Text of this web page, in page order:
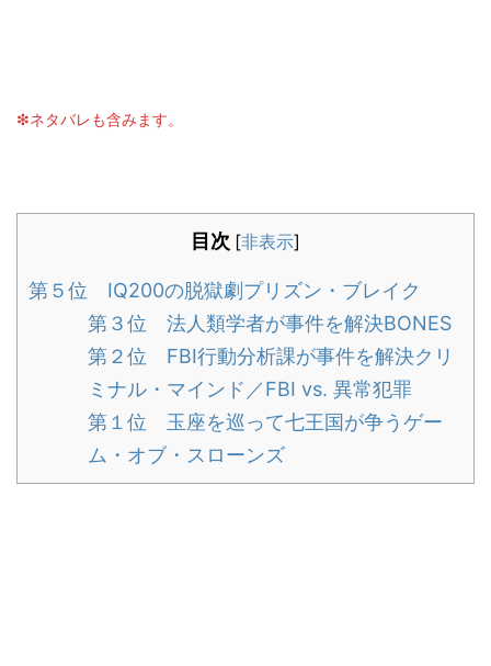
❇︎ネタバレも含みます。
目次 [非表示]
第５位 IQ200の脱獄劇プリズン・ブレイク
第３位 法人類学者が事件を解決BONES
第２位 FBI行動分析課が事件を解決クリ
ミナル・マインド／FBI vs. 異常犯罪
第１位 玉座を巡って七王国が争うゲー
ム・オブ・スローンズ